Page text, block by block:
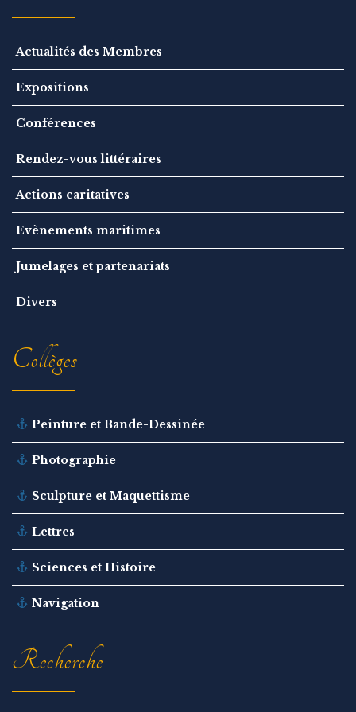
Actualités des Membres
Expositions
Conférences
Rendez-vous littéraires
Actions caritatives
Evènements maritimes
Jumelages et partenariats
Divers
Collèges
Peinture et Bande-Dessinée
Photographie
Sculpture et Maquettisme
Lettres
Sciences et Histoire
Navigation
Recherche